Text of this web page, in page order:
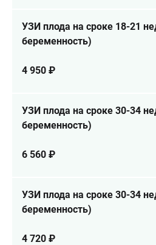
УЗИ плода на сроке 18-21
беременность)
4 950 ₽
УЗИ плода на сроке 30-34
беременность)
6 560 ₽
УЗИ плода на сроке 30-34
беременность)
4 720 ₽